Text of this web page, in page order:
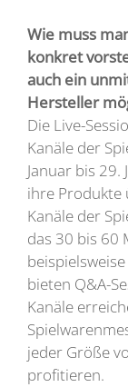
Wie muss
konkret
auch ein
Hersteller
Die Live-
Kanäle der
Januar bis
ihre Produkte
Kanäle der
das 30 bis 60
bieten Q&A-
Kanäle
jeder Größe
profitieren.